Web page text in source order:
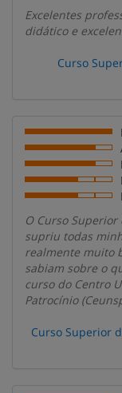
Excelentes
didático e
Curso
O Curso
supriu todas
realmente muito
sabiam sobre o
curso do Centro
Patrocínio
Curso Superior